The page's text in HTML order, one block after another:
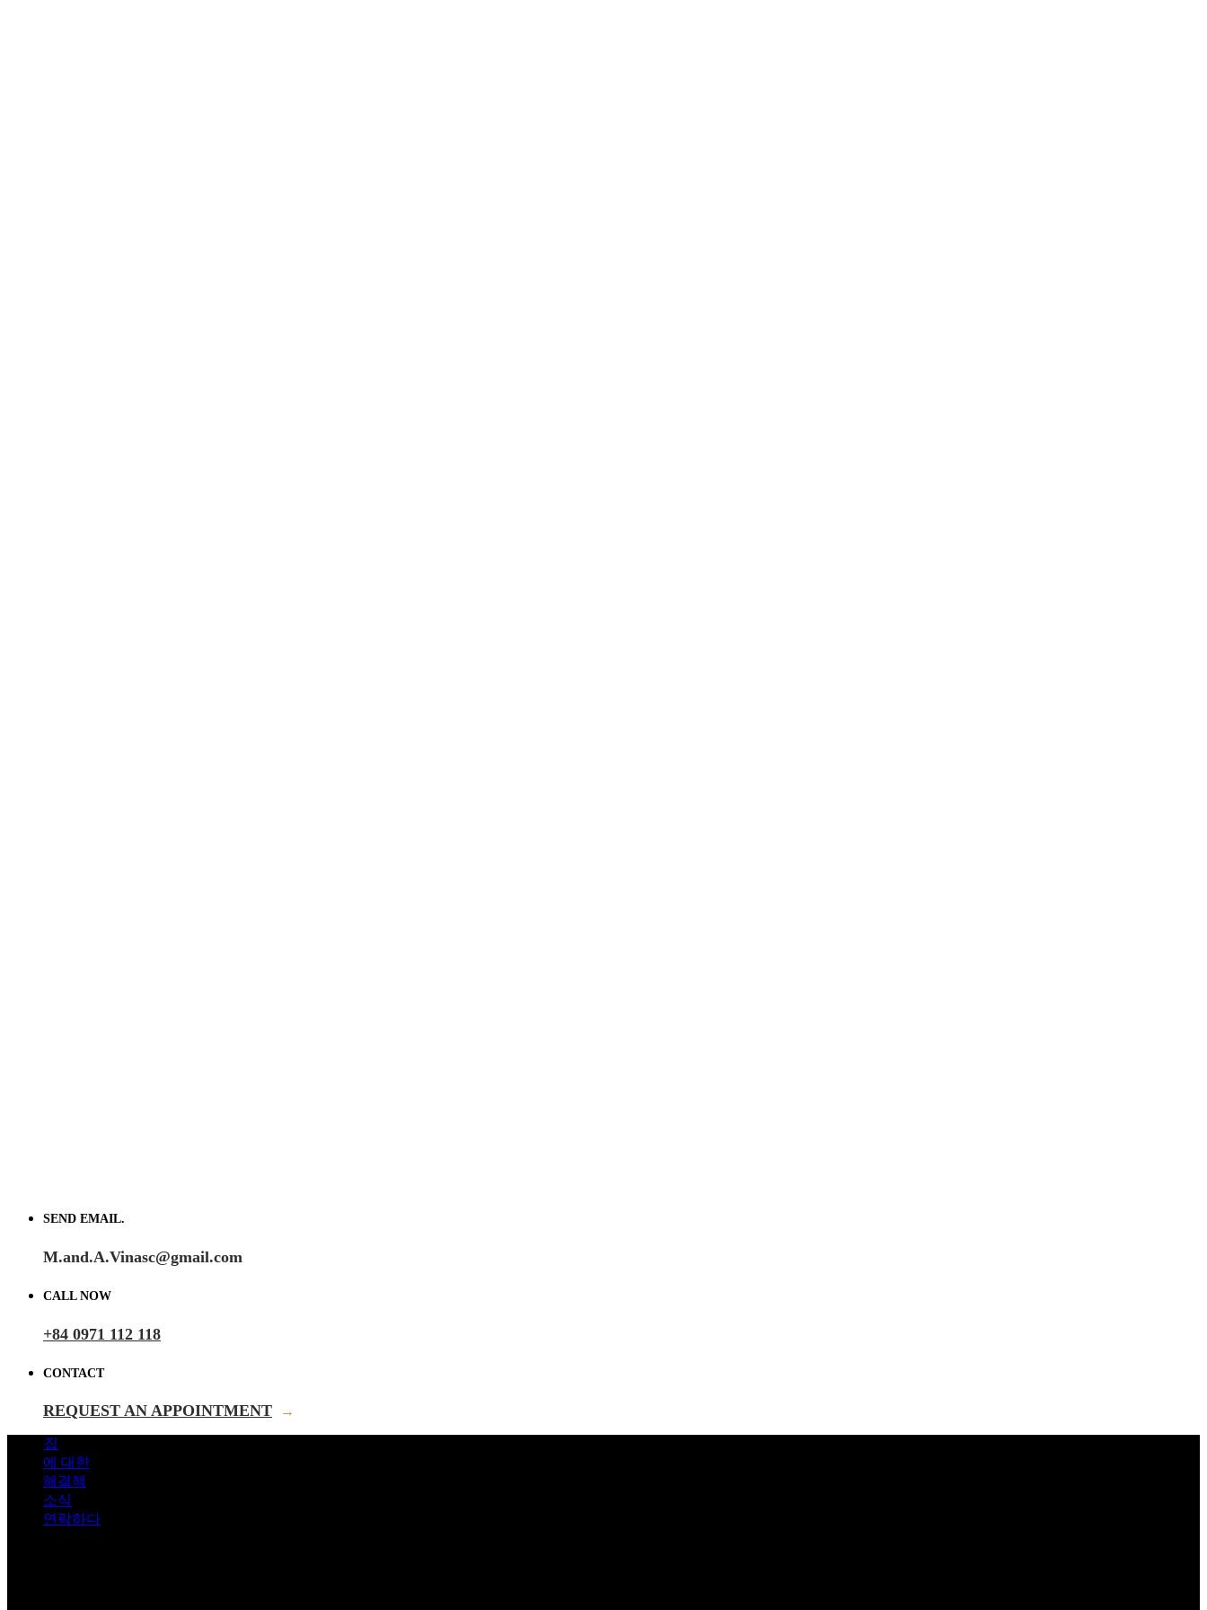
SEND EMAIL.
M.and.A.Vinasc@gmail.com
CALL NOW
+84 0971 112 118
CONTACT
REQUEST AN APPOINTMENT →
집
에 대한
해결책
소식
연락하다